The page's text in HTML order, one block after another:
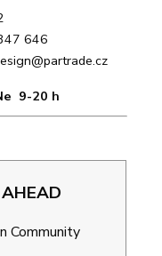
646
9-20 h